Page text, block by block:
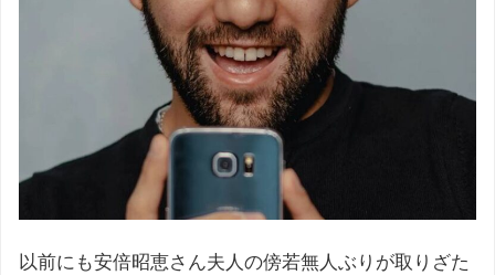
以前にも安倍昭恵さん夫人の傍若無人ぶりが取りざた